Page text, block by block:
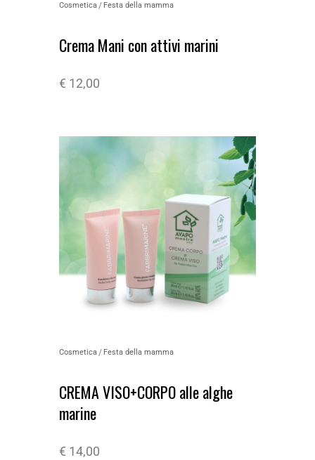
Cosmetica Festa della mamma
Crema Mani con attivi marini
€ 12,00
Cosmetica Festa della mamma
CREMA VISO+CORPO alle alghe
marine
€ 14,00